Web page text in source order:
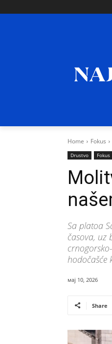
Home Fokus
Drustvo Fokus
Sa platoa
časova, uz
hodočašće
мај 10, 2026
Share